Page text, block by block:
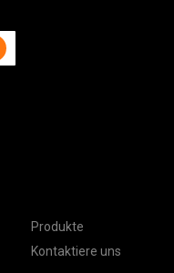
Produkte
Kontaktiere uns